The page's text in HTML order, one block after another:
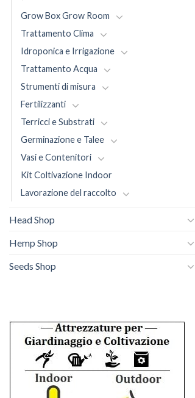
Grow Box Grow Room
Trattamento Clima
Idroponica e Irrigazione
Trattamento Acqua
Strumenti di misura
Fertilizzanti
Terricci e Substrati
Germinazione e Talee
Vasi e Contenitori
Kit Coltivazione Indoor
Lavorazione del raccolto
Head Shop
Hemp Shop
Seeds Shop